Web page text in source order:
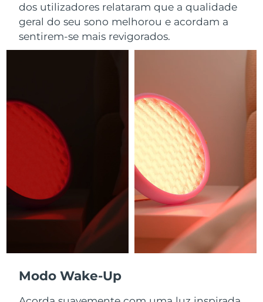
dos utilizadores relataram que a qualidade
geral do seu sono melhorou e acordam a
sentirem-se mais revigorados.
Modo Wake-Up